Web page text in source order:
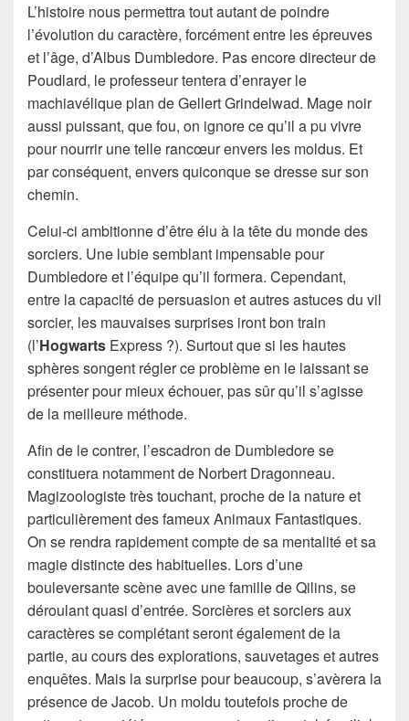
L’histoire nous permettra tout autant de poindre
l’évolution du caractère, forcément entre les épreuves
et l’âge, d’Albus Dumbledore. Pas encore directeur de
Poudlard, le professeur tentera d’enrayer le
machiavélique plan de Gellert Grindelwad. Mage noir
aussi puissant, que fou, on ignore ce qu’il a pu vivre
pour nourrir une telle rancœur envers les moldus. Et
par conséquent, envers quiconque se dresse sur son
chemin.
Celui-ci ambitionne d’être élu à la tête du monde des
sorciers. Une lubie semblant impensable pour
Dumbledore et l’équipe qu’il formera. Cependant,
entre la capacité de persuasion et autres astuces du vil
sorcier, les mauvaises surprises iront bon train
(l’Hogwarts Express ?). Surtout que si les hautes
sphères songent régler ce problème en le laissant se
présenter pour mieux échouer, pas sûr qu’il s’agisse
de la meilleure méthode.
Afin de le contrer, l’escadron de Dumbledore se
constituera notamment de Norbert Dragonneau.
Magizoologiste très touchant, proche de la nature et
particulièrement des fameux Animaux Fantastiques.
On se rendra rapidement compte de sa mentalité et sa
magie distincte des habituelles. Lors d’une
bouleversante scène avec une famille de Qilins, se
déroulant quasi d’entrée. Sorcières et sorciers aux
caractères se complétant seront également de la
partie, au cours des explorations, sauvetages et autres
enquêtes. Mais la surprise pour beaucoup, s’avèrera la
présence de Jacob. Un moldu toutefois proche de